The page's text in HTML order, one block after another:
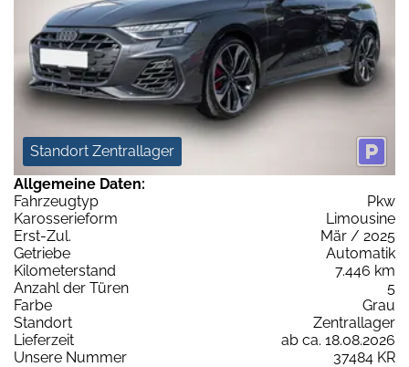
Standort Zentrallager
Allgemeine Daten:
Fahrzeugtyp
Pkw
Karosserieform
Limousine
Erst-Zul.
Mär / 2025
Getriebe
Automatik
Kilometerstand
7.446 km
Anzahl der Türen
5
Farbe
Grau
Standort
Zentrallager
Lieferzeit
ab ca. 18.08.2026
Unsere Nummer
37484 KR